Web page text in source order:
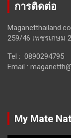
การติดต่อ
259/46 เพชรเกษม
Tel : 0890294795
Email :
My Mate